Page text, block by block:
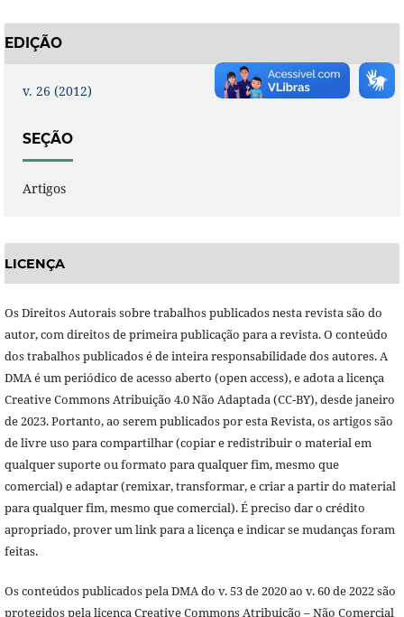
EDIÇÃO
v. 26 (2012)
SEÇÃO
Artigos
LICENÇA
Os Direitos Autorais sobre trabalhos publicados nesta revista são do
autor, com direitos de primeira publicação para a revista. O conteúdo
dos trabalhos publicados é de inteira responsabilidade dos autores. A
DMA é um periódico de acesso aberto (open access), e adota a licença
Creative Commons Atribuição 4.0 Não Adaptada (CC-BY), desde janeiro
de 2023. Portanto, ao serem publicados por esta Revista, os artigos são
de livre uso para compartilhar (copiar e redistribuir o material em
qualquer suporte ou formato para qualquer fim, mesmo que
comercial) e adaptar (remixar, transformar, e criar a partir do material
para qualquer fim, mesmo que comercial). É preciso dar o crédito
apropriado, prover um link para a licença e indicar se mudanças foram
feitas.
Os conteúdos publicados pela DMA do v. 53 de 2020 ao v. 60 de 2022 são
protegidos pela licença Creative Commons Atribuição – Não Comercial